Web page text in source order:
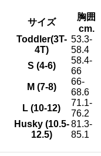
サイズ
胸囲
cm.
Toddler(3T-
4T)
53.3-
58.4
S (4-6)
58.4-
66
M (7-8)
66-
68.6
L (10-12)
71.1-
76.2
Husky (10.5-
12.5)
81.3-
85.1